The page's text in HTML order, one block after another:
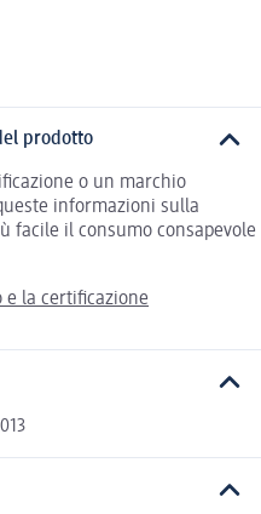
prodotto
o un marchio
informazioni sulla
facile il consumo consapevole
la certificazione